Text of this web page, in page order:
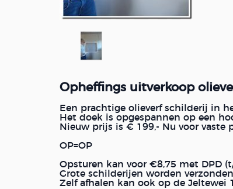
Opheffings uitverkoop
Een prachtige olieverf schilderij in
Het doek is opgespannen op een
Nieuw prijs is € 199,- Nu voor vaste
OP=OP
Opsturen kan voor €8,75 met DPD
Grote schilderijen worden
Zelf afhalen kan ook op de Jeltewei